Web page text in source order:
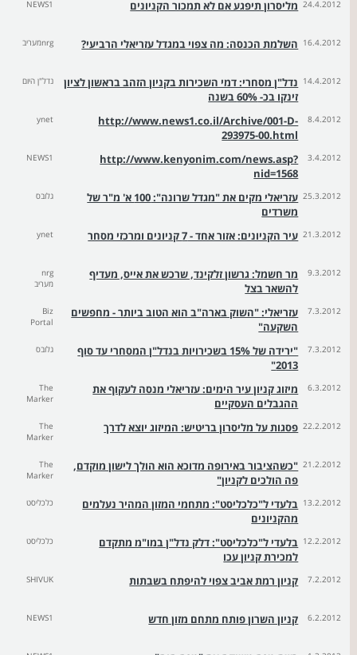
24.4.2012 מליסרון תיפגע אם לא תמכור הקניונים NEWS1
16.4.2012 השלמת הכנסה: מה צפוי במגדל עזריאלי הרביעי? nrgמעריב
14.4.2012 נדל"ן מסחרי: דמי השכירות בקניון הזהב בראשון לציון
זינקו בכ- 60% בשנה
נדל"ן היום
8.4.2012
http://www.news1.co.il/Archive/001-D-
293975-00.html
ynet
3.4.2012
http://www.kenyonim.com/news.asp?
nid=1568
NEWS1
25.3.2012
עזריאלי מקים את "מגדל שרונה": 100 א' מ"ר של
משרדים
גלובס
21.3.2012 עיר הקניונים: אזור אחד - 7 קניונים ומרכזי מסחר ynet
9.3.2012
מר חשמל: גרשון זלקינד, שרכש את אייס, מעדיף
להשאר בצל
nrg
מעריב
7.3.2012
עזריאלי: "השוק בארה"ב הוא הטוב ביותר - מחפשים
השקעה"
Biz
Portal
7.3.2012
"ירידה של 15% בשכירויות בנדל"ן המסחרי עד סוף
2013"
גלובס
6.3.2012
מיזוג קניון עיר הימים: עזריאלי מנסה לעקוף את
ההגבלים העסקיים
The
Marker
22.2.2012 פסגות על מליסרון בריטיש: המיזוג יוצא לדרך
The
Marker
21.2.2012 "כשהציבור באירופה מדוכא הוא הולך לישון מוקדם,
פה הולכים לקניון"
The
Marker
13.2.2012 בלעדי ל"כלכליסט": מתחמי המזון המהיר נעלמים
מהקניונים
כלכליסט
12.2.2012 בלעדי ל"כלכליסט": דלק נדל"ן במו"מ מתקדם
למכירת קניון עכו
כלכליסט
7.2.2012 קניון רמת אביב צפוי להיפתח בשבתות SHIVUK
6.2.2012 קניון השרון פותח מתחם מזון חדש NEWS1